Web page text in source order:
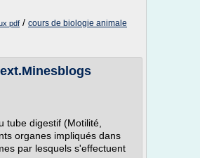
pdf / cours de biologie animale
tube digestif (Motilité,
organes impliqués dans
par lesquels s'effectuent